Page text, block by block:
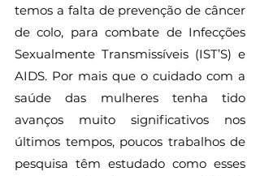
temos a falta de prevenção de câncer
de colo, para combate de Infecções
Sexualmente Transmissíveis (IST’S) e
AIDS. Por mais que o cuidado com a
saúde das mulheres tenha tido
avanços muito significativos nos
últimos tempos, poucos trabalhos de
pesquisa têm estudado como esses